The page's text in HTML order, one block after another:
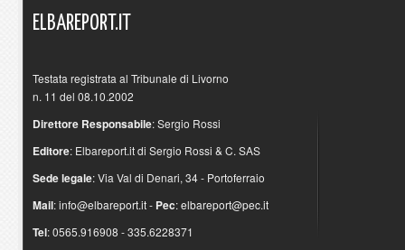
ELBAREPORT.IT
Testata registrata al Tribunale di Livorno
n. 11 del 08.10.2002
Direttore Responsabile: Sergio Rossi
Editore: Elbareport.it di Sergio Rossi & C. SAS
Sede legale: Via Val di Denari, 34 - Portoferraio
Mail:info@elbareport.it- Pec:elbareport@pec.it
Tel: 0565.916908 - 335.6228371